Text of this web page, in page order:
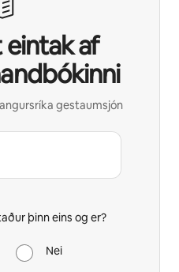
af
gestaumsjón
þinn eins og er?
Nei